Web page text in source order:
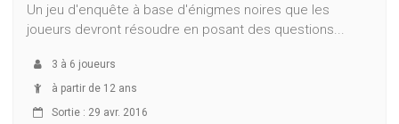
Un jeu d'enquête à base d'énigmes noires que les
joueurs devront résoudre en posant des questions...
3 à 6 joueurs
à partir de 12 ans
Sortie : 29 avr. 2016